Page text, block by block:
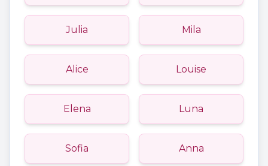
Julia Mila
Alice Louise
Elena Luna
Sofia Anna